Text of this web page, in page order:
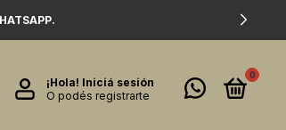
¡Hola! Iniciá sesión
O podés registrarte
0